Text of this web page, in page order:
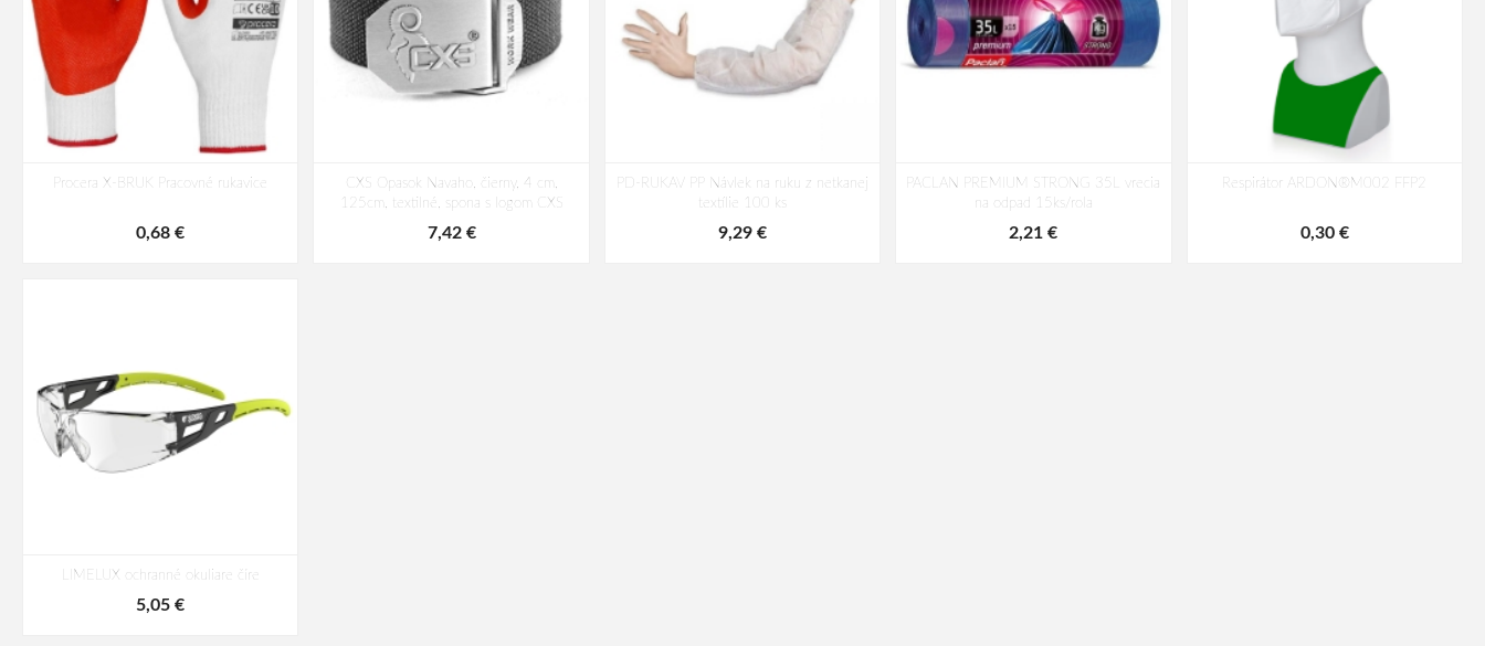
Procera X-BRUK Pracovné rukavice
0,68 €
CXS Opasok Navaho, čierny, 4 cm,
125cm, textilné, spona s logom CXS
7,42 €
PD-RUKAV PP Návlek na ruku z netkanej
textílie 100 ks
9,29 €
PACLAN PREMIUM STRONG 35L vrecia
na odpad 15ks/rola
2,21 €
Respirátor ARDON®M002 FFP2
0,30 €
LIMELUX ochranné okuliare číre
5,05 €